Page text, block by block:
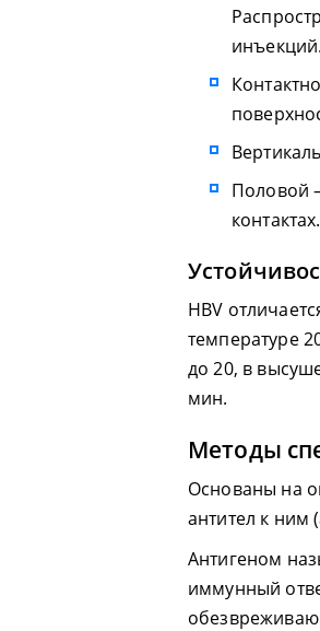
инъекций.
Половой
контактах.
HBV
температуре
до 20, в
мин.
Методы
Основаны на
антител к ним
Антигеном
иммунный